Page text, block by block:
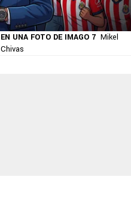
UNA FOTO DE IMAGO 7 Mikel